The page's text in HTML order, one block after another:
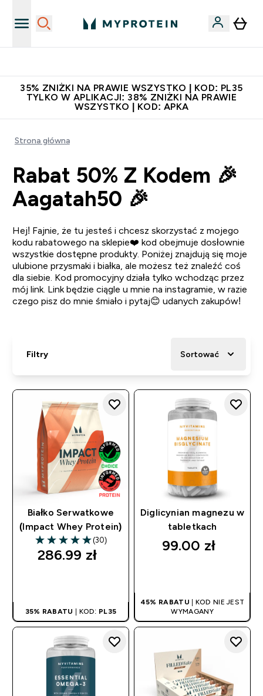
35% ZNIŻKI NA PRAWIE WSZYSTKO | KOD: PL35
TYLKO W APLIKACJI: 38% ZNIŻKI NA PRAWIE
WSZYSTKO | KOD: APKA
Strona główna
Rabat 50% Z Kodem 🎉
Aagatah50 🎉
Hej! Fajnie, że tu jesteś i chcesz skorzystać z mojego
kodu rabatowego na sklepie❤️ kod obejmuje dosłownie
wszystkie dostępne produkty. Poniżej znajdują się moje
ulubione przysmaki i białka, ale możesz też znaleźć coś
dla siebie. Kod promocyjny działa tylko wchodząc przez
mój link. Link będzie ciągle u mnie na instagramie, w razie
czego pisz do mnie śmiało i pytaj😊 udanych zakupów!
Filtry Sortować
Białko Serwatkowe
(Impact Whey Protein)
4.97 out of 5 stars
(30)
286.99 zł‎
35% RABATU | KOD: PL35
Diglicynian magnezu w
tabletkach
99.00 zł‎
45% RABATU | KOD NIE JEST
WYMAGANY